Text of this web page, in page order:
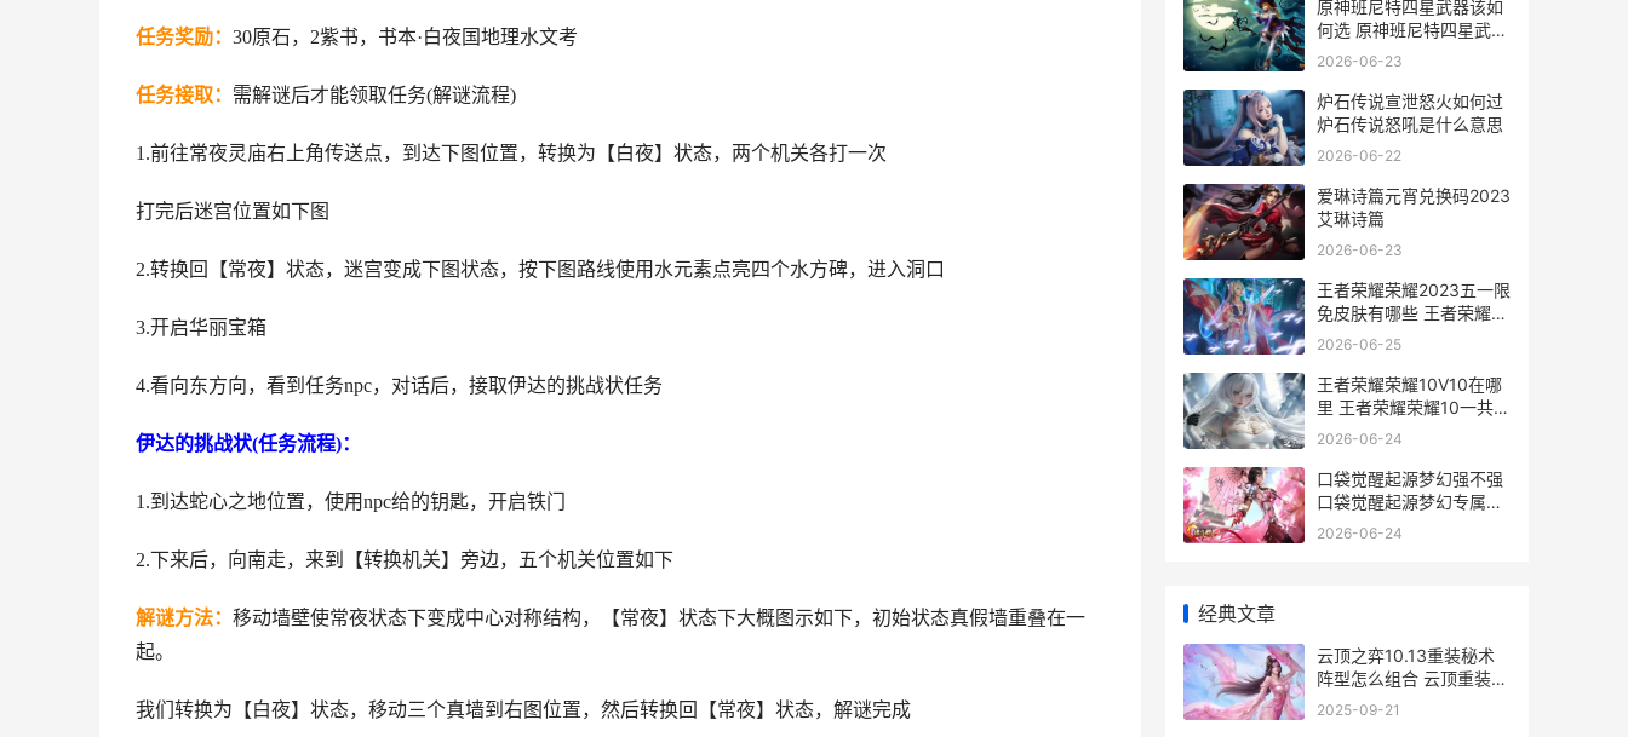
任务奖励： 30原石，2紫书，书本·白夜国地理水文考
任务接取： 需解谜后才能领取任务(解谜流程)
1.前往常夜灵庙右上角传送点，到达下图位置，转换为【白夜】状态，两个机关各打一次
打完后迷宫位置如下图
2.转换回【常夜】状态，迷宫变成下图状态，按下图路线使用水元素点亮四个水方碑，进入洞口
3.开启华丽宝箱
4.看向东方向，看到任务npc，对话后，接取伊达的挑战状任务
伊达的挑战状(任务流程)：
1.到达蛇心之地位置，使用npc给的钥匙，开启铁门
2.下来后，向南走，来到【转换机关】旁边，五个机关位置如下
解谜方法： 移动墙壁使常夜状态下变成中心对称结构，【常夜】状态下大概图示如下，初始状态真假墙重叠在一
起。
我们转换为【白夜】状态，移动三个真墙到右图位置，然后转换回【常夜】状态，解谜完成
原神班尼特四星武器该如
何选 原神班尼特四星武器
怎么获得
2026-06-23
炉石传说宣泄怒火如何过
炉石传说怒吼是什么意思
2026-06-22
爱琳诗篇元宵兑换码2023
艾琳诗篇
2026-06-23
王者荣耀荣耀2023五一限
免皮肤有哪些 王者荣耀荣
耀之章
2026-06-25
王者荣耀荣耀10V10在哪
里 王者荣耀荣耀10一共要
充多少钱呢
2026-06-24
口袋觉醒起源梦幻强不强
口袋觉醒起源梦幻专属携
带物是什么
2026-06-24
经典文章
云顶之弈10.13重装秘术
阵型怎么组合 云顶重装
2021
2025-09-21